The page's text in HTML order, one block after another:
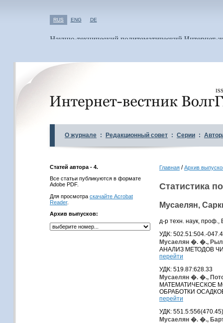
RUS ENG DE
О журнале : Редакционный совет : Серии :
Статей автора - 4.
Все статьи публикуются в формате
Adobe PDF.
Для просмотра скачайте Acrobat
Reader.
Архив выпусков:
Главная /Архив
Статистика
Мусаелян,
д-р техн. наук, проф.,
УДК: 502.51:504.-
Мусаелян �. �.,
АНАЛИЗ МЕТОДОВ
перейти
УДК: 519.87:628.33
Мусаелян �. �.,
МАТЕМАТИЧЕСКОЕ
ОБРАБОТКИ
перейти
УДК: 551.5:556(470.45)
Мусаелян �. �.,